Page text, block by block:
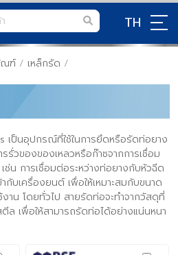
TH
ฑ์ / เหล็กรัด /
เป็นอุปกรณ์ที่ใช้ในการยึดหรือรัดท่อยาง
วของของเหลวหรือก๊าซจากการเชื่อม
น การเชื่อมต่อระหว่างท่อยางกับหัวฉีด
กับเครื่องยนต์ เพื่อให้เหมาะสมกับขนาด
าน โดยทั่วไป สายรัดท่อจะทำจากวัสดุที่
ล เพื่อให้สามารถรัดท่อได้อย่างแน่นหนา